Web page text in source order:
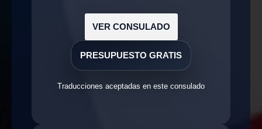
VER CONSULADO
PRESUPUESTO GRATIS
Traducciones aceptadas en este consulado